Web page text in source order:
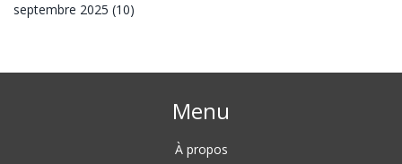
septembre 2025 (10)
Menu
À propos